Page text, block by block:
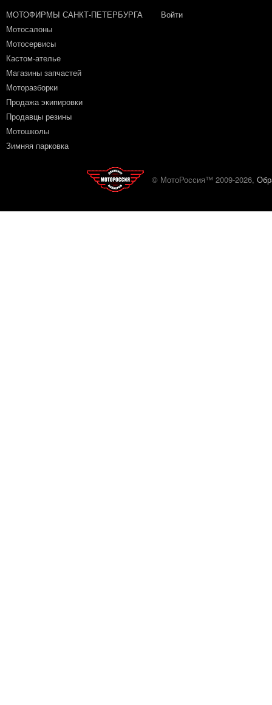
МОТОФИРМЫ САНКТ-ПЕТЕРБУРГА
Мотосалоны
Мотосервисы
Кастом-ателье
Магазины запчастей
Моторазборки
Продажа экипировки
Продавцы резины
Мотошколы
Зимняя парковка
Войти
© МотоРоссия™ 2009-2026,